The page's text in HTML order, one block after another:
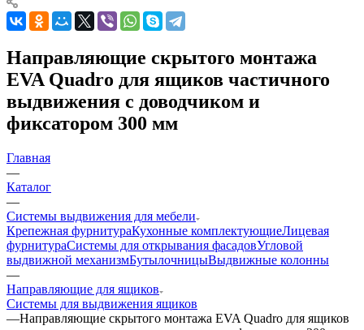
Направляющие скрытого монтажа
EVA Quadro для ящиков частичного
выдвижения с доводчиком и
фиксатором 300 мм
Главная
—
Каталог
—
Системы выдвижения для мебели
Крепежная фурнитураКухонные комплектующиеЛицевая
фурнитураСистемы для открывания фасадовУгловой
выдвижной механизмБутылочницыВыдвижные колонны
—
Направляющие для ящиков
Системы для выдвижения ящиков
—Направляющие скрытого монтажа EVA Quadro для ящиков